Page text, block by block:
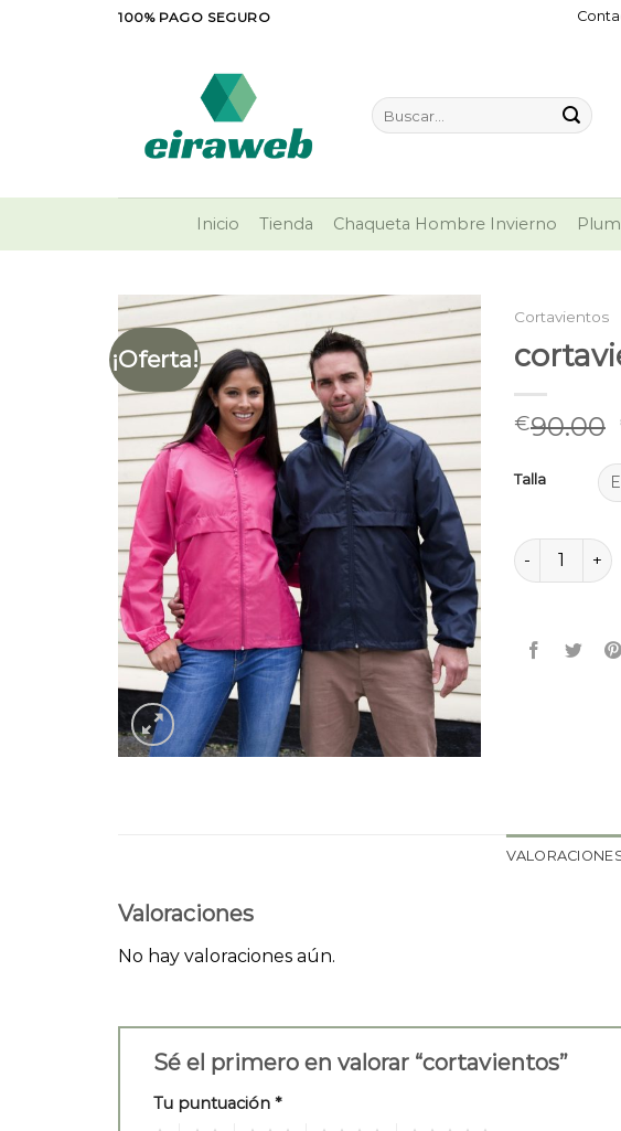
100% PAGO SEGURO
Buscar
por:
Inicio Tienda Chaqueta Hombre Invierno
¡Oferta!
Cortavientos
€90.00
Talla
cortavientos
Valoraciones
No hay valoraciones aún.
Sé el primero en valorar “cortavientos”
Tu puntuación *